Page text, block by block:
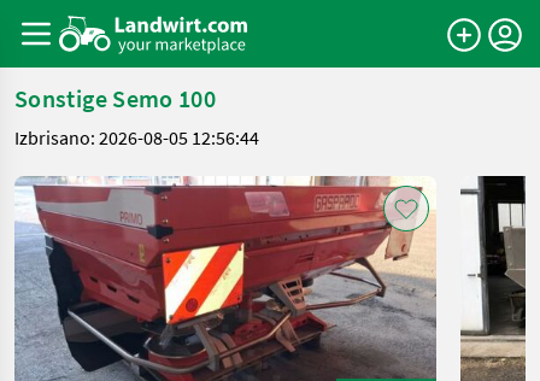
Sonstige Semo 100
Izbrisano: 2026-08-05 12:56:44